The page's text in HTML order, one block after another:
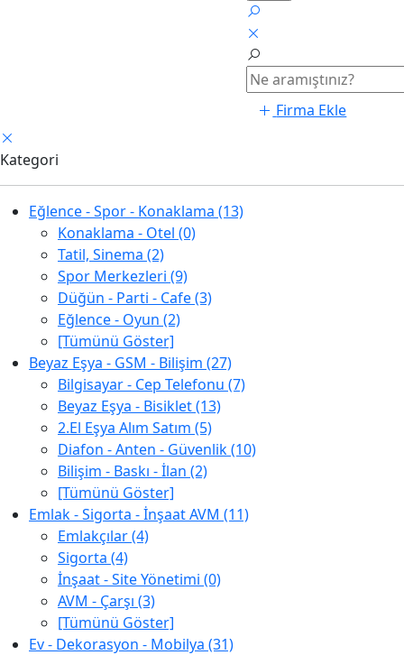
Firma Ekle
Kategori
Eğlence - Spor - Konaklama (13)
Konaklama - Otel (0)
Tatil, Sinema (2)
Spor Merkezleri (9)
Düğün - Parti - Cafe (3)
Eğlence - Oyun (2)
[Tümünü Göster]
Beyaz Eşya - GSM - Bilişim (27)
Bilgisayar - Cep Telefonu (7)
Beyaz Eşya - Bisiklet (13)
2.El Eşya Alım Satım (5)
Diafon - Anten - Güvenlik (10)
Bilişim - Baskı - İlan (2)
[Tümünü Göster]
Emlak - Sigorta - İnşaat AVM (11)
Emlakçılar (4)
Sigorta (4)
İnşaat - Site Yönetimi (0)
AVM - Çarşı (3)
[Tümünü Göster]
Ev - Dekorasyon - Mobilya (31)